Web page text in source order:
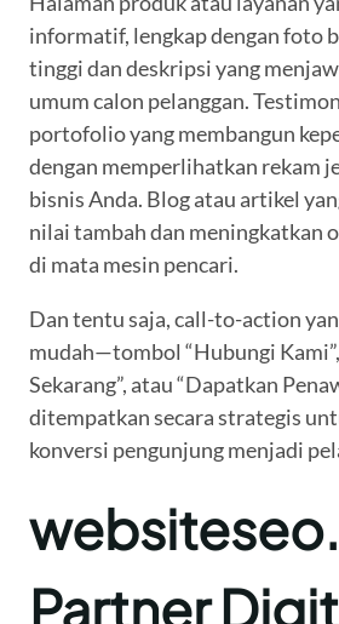
informatif, lengkap dengan foto
tinggi dan deskripsi yang
umum calon pelanggan.
portofolio yang membangun
dengan memperlihatkan rekam
bisnis Anda. Blog atau artikel
nilai tambah dan meningkatkan
di mata mesin pencari.
Dan tentu saja, call-to-action
mudah—tombol “Hubungi Kami”,
Sekarang”, atau “Dapatkan
ditempatkan secara strategis
konversi pengunjung menjadi
Partner